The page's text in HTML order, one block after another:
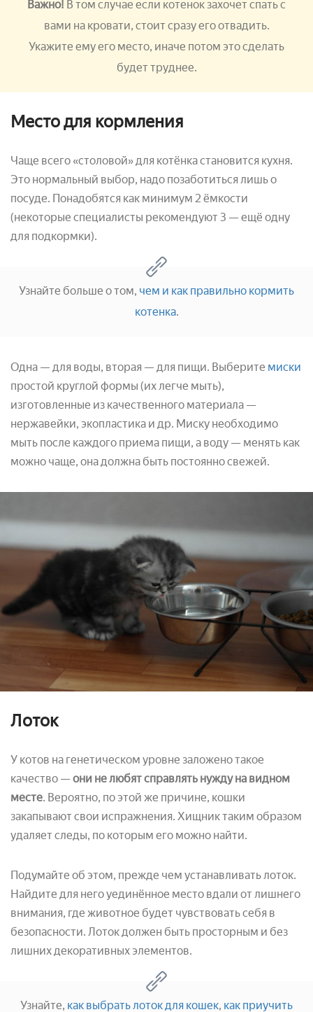
Важно! В том случае если котенок захочет спать с
вами на кровати, стоит сразу его отвадить.
Укажите ему его место, иначе потом это сделать
будет труднее.
Место для кормления
Чаще всего «столовой» для котёнка становится кухня.
Это нормальный выбор, надо позаботиться лишь о
посуде. Понадобятся как минимум 2 ёмкости
(некоторые специалисты рекомендуют 3 — ещё одну
для подкормки).
Узнайте больше о том, чем и как правильно кормить
котенка.
Одна — для воды, вторая — для пищи. Выберите миски
простой круглой формы (их легче мыть),
изготовленные из качественного материала —
нержавейки, экопластика и др. Миску необходимо
мыть после каждого приема пищи, а воду — менять как
можно чаще, она должна быть постоянно свежей.
Лоток
У котов на генетическом уровне заложено такое
качество —они не любят справлять нужду на видном
месте. Вероятно, по этой же причине, кошки
закапывают свои испражнения. Хищник таким образом
удаляет следы, по которым его можно найти.
Подумайте об этом, прежде чем устанавливать лоток.
Найдите для него уединённое место вдали от лишнего
внимания, где животное будет чувствовать себя в
безопасности. Лоток должен быть просторным и без
лишних декоративных элементов.
Узнайте, как выбрать лоток для кошек, как приучить